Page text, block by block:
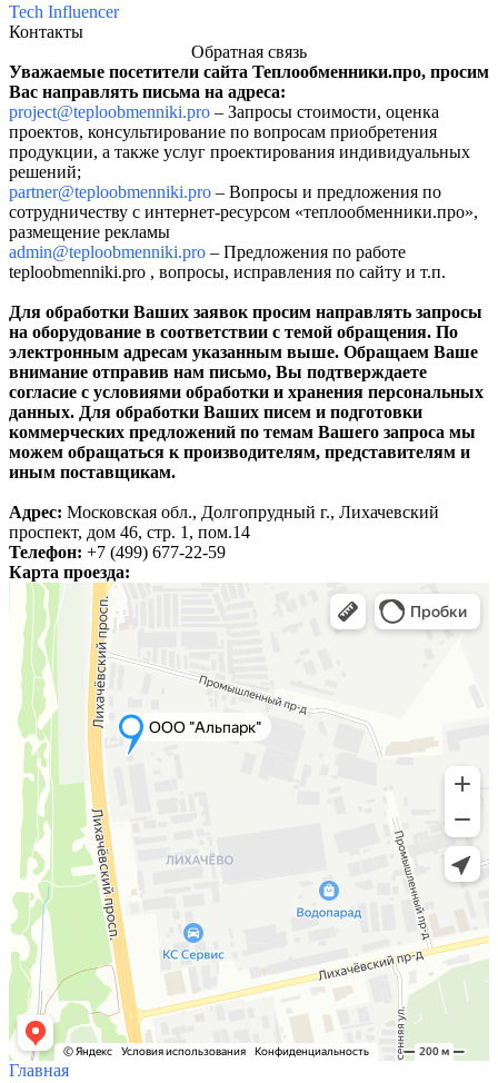
Tech Influencer
Контакты
Обратная связь
Уважаемые посетители сайта Теплообменники.про, просим
Вас направлять письма на адреса:
project@teploobmenniki.pro – Запросы стоимости, оценка
проектов, консультирование по вопросам приобретения
продукции, а также услуг проектирования индивидуальных
решений;
partner@teploobmenniki.pro – Вопросы и предложения по
сотрудничеству с интернет-ресурсом «теплообменники.про»,
размещение рекламы
admin@teploobmenniki.pro – Предложения по работе
teploobmenniki.pro , вопросы, исправления по сайту и т.п.
Для обработки Ваших заявок просим направлять запросы
на оборудование в соответствии с темой обращения. По
электронным адресам указанным выше. Обращаем Ваше
внимание отправив нам письмо, Вы подтверждаете
согласие с условиями обработки и хранения персональных
данных. Для обработки Ваших писем и подготовки
коммерческих предложений по темам Вашего запроса мы
можем обращаться к производителям, представителям и
иным поставщикам.
Адрес: Московская обл., Долгопрудный г., Лихачевский
проспект, дом 46, стр. 1, пом.14
Телефон: +7 (499) 677-22-59
Карта проезда:
Главная